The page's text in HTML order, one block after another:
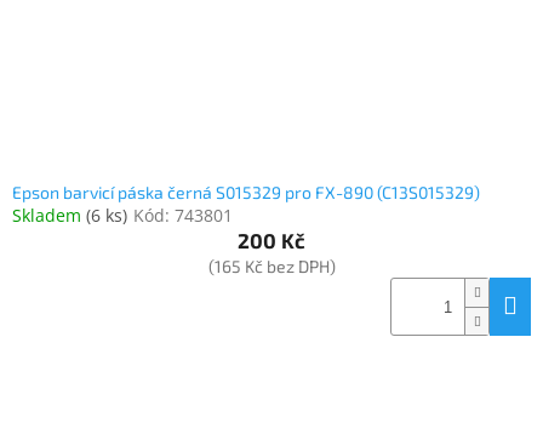
Epson barvicí páska černá S015329 pro FX-890 (C13S015329)
Skladem (6 ks) Kód: 743801
200 Kč
(165 Kč bez DPH)